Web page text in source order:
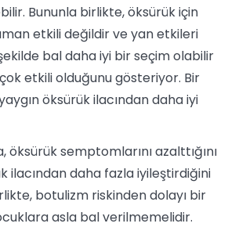
Bununla birlikte, öksürük için
etkili değildir ve yan etkileri
bal daha iyi bir seçim olabilir
etkili olduğunu gösteriyor. Bir
öksürük ilacından daha iyi
öksürük semptomlarını azalttığını
ilacından daha fazla iyileştirdiğini
botulizm riskinden dolayı bir
asla bal verilmemelidir.